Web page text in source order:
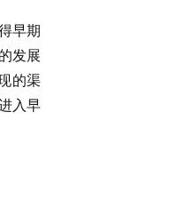
早期
发展
的渠
入早